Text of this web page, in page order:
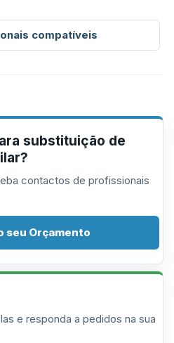
compatíveis
substituição de
contactos de profissionais
seu Orçamento
e responda a pedidos na sua